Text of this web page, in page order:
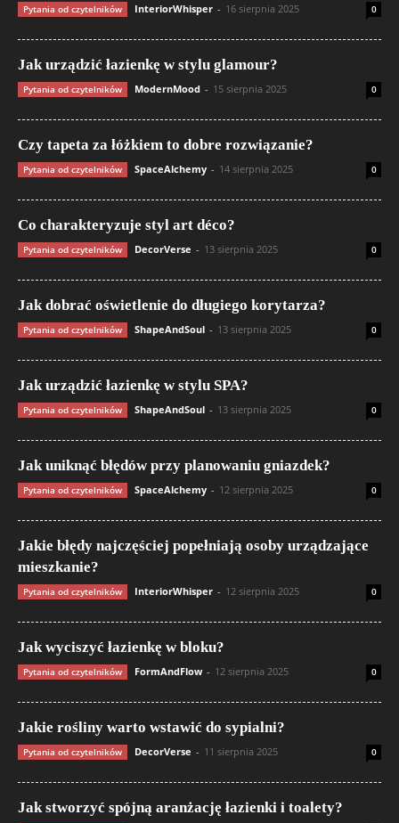
Pytania od czytelników InteriorWhisper - 16 sierpnia 2025 0
Jak urządzić łazienkę w stylu glamour?
Pytania od czytelników ModernMood - 15 sierpnia 2025 0
Czy tapeta za łóżkiem to dobre rozwiązanie?
Pytania od czytelników SpaceAlchemy - 14 sierpnia 2025 0
Co charakteryzuje styl art déco?
Pytania od czytelników DecorVerse - 13 sierpnia 2025 0
Jak dobrać oświetlenie do długiego korytarza?
Pytania od czytelników ShapeAndSoul - 13 sierpnia 2025 0
Jak urządzić łazienkę w stylu SPA?
Pytania od czytelników ShapeAndSoul - 13 sierpnia 2025 0
Jak uniknąć błędów przy planowaniu gniazdek?
Pytania od czytelników SpaceAlchemy - 12 sierpnia 2025 0
Jakie błędy najczęściej popełniają osoby urządzające
mieszkanie?
Pytania od czytelników InteriorWhisper - 12 sierpnia 2025 0
Jak wyciszyć łazienkę w bloku?
Pytania od czytelników FormAndFlow - 12 sierpnia 2025 0
Jakie rośliny warto wstawić do sypialni?
Pytania od czytelników DecorVerse - 11 sierpnia 2025 0
Jak stworzyć spójną aranżację łazienki i toalety?